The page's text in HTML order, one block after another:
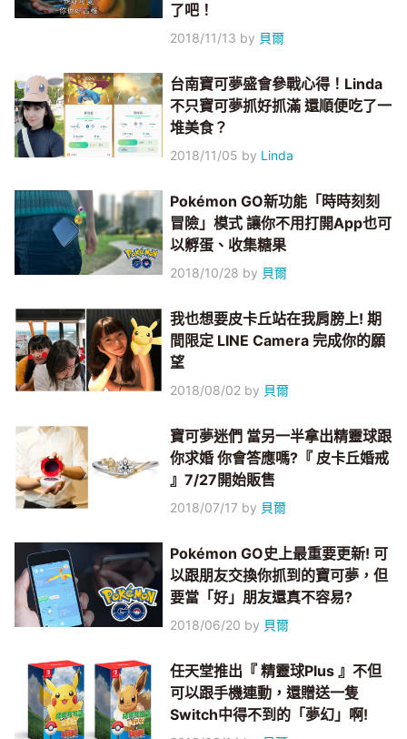
了吧！
2018/11/13 by 貝爾
台南寶可夢盛會參戰心得！Linda
不只寶可夢抓好抓滿 還順便吃了一
堆美食？
2018/11/05 by Linda
Pokémon GO新功能「時時刻刻
冒險」模式 讓你不用打開App也可
以孵蛋、收集糖果
2018/10/28 by 貝爾
我也想要皮卡丘站在我肩膀上! 期
間限定 LINE Camera 完成你的願
望
2018/08/02 by 貝爾
寶可夢迷們 當另一半拿出精靈球跟
你求婚 你會答應嗎?『 皮卡丘婚戒
』7/27開始販售
2018/07/17 by 貝爾
Pokémon GO史上最重要更新! 可
以跟朋友交換你抓到的寶可夢，但
要當「好」朋友還真不容易?
2018/06/20 by 貝爾
任天堂推出『 精靈球Plus 』不但
可以跟手機連動，還贈送一隻
Switch中得不到的「夢幻」啊!